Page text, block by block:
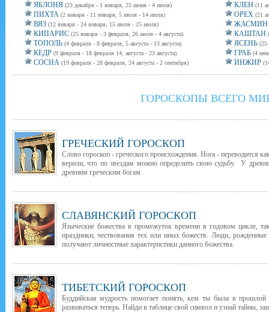
ЯБЛОНЯ (23 декабря - 1 января, 25 июня - 4 июля)
ПИХТА (2 января - 11 января, 5 июля - 14 июля)
ВЯЗ (12 января - 24 января, 15 июля - 25 июля)
КИПАРИС (25 января - 3 февраля, 26 июля - 4 августа)
ТОПОЛЬ (4 февраля - 8 февраля, 5 августа - 13 августа)
КЕДР (9 февраля - 18 февраля 14, августа - 23 августа)
СОСНА (19 февраля - 28 февраля, 24 августа - 2 сентября)
КЛЕН (11
ОРЕХ (21
ЖАСМИН
КАШТАН
ЯСЕНЬ (25
ГРАБ (4
ИНЖИР
ГОРОСКОПЫ ВСЕГО
ГРЕЧЕСКИЙ ГОРОСКОП
Слово гороскоп - греческого происхождения. Hora - переводится
верили, что по звездам можно определить свою судьбу. У
древним греческим богам.
СЛАВЯНСКИЙ ГОРОСКОП
Языческие божества в промежуток времени в годовом цикле,
праздники, чествования тех или иных божеств. Люди,
получают личностные характеристики данного божества.
ТИБЕТСКИЙ ГОРОСКОП
Буддийская мудрость помогает понять, кем ты была в
развиваться теперь. Найди в таблице свой символ и узнай тайны,